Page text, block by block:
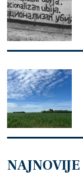
NAJNOVIJE